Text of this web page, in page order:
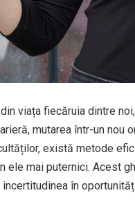
viața fiecăruia dintre
mutarea într-un
există metode
ele mai puternici. Acest
în